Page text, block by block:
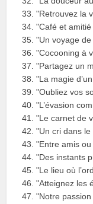
"Retrouvez la
"Café et
"Un voyage
"Cocooning à
"Partagez un
"La magie
"Oubliez vos
"L’évasion
"Le carnet de
"Un cri dans
"Entre amis
"Des instants
"Le lieu où
"Atteignez les
"Notre